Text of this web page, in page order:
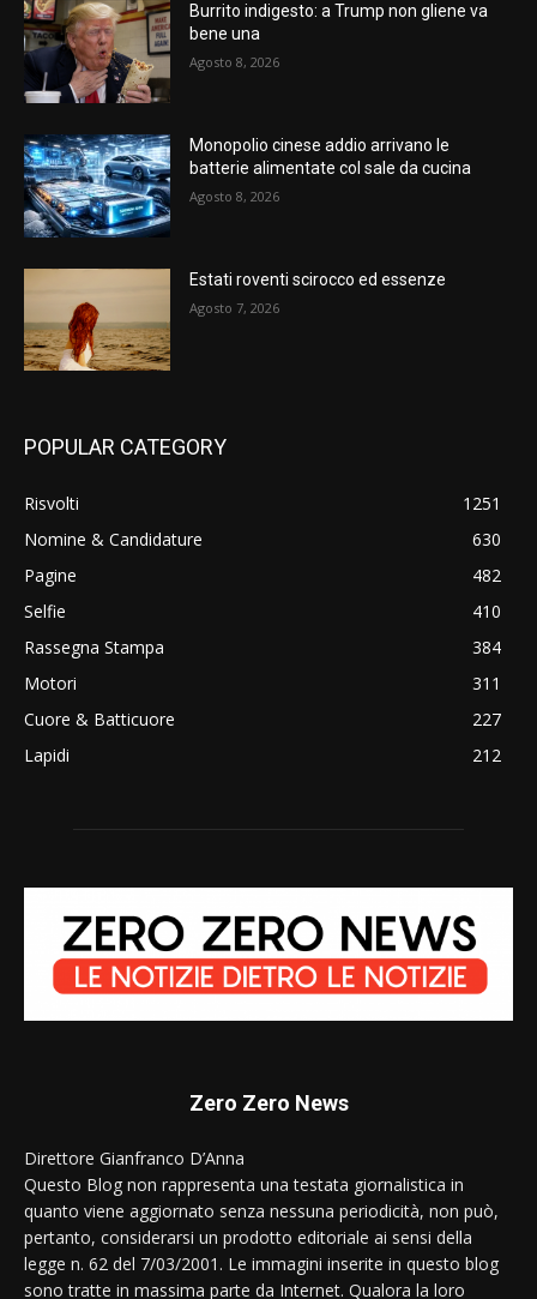
Burrito indigesto: a Trump non gliene va
bene una
Agosto 8, 2026
Monopolio cinese addio arrivano le
batterie alimentate col sale da cucina
Agosto 8, 2026
Estati roventi scirocco ed essenze
Agosto 7, 2026
POPULAR CATEGORY
Risvolti
1251
Nomine & Candidature
630
Pagine
482
Selfie
410
Rassegna Stampa
384
Motori
311
Cuore & Batticuore
227
Lapidi
212
Zero Zero News
Direttore Gianfranco D’Anna
Questo Blog non rappresenta una testata giornalistica in
quanto viene aggiornato senza nessuna periodicità, non può,
pertanto, considerarsi un prodotto editoriale ai sensi della
legge n. 62 del 7/03/2001. Le immagini inserite in questo blog
sono tratte in massima parte da Internet. Qualora la loro